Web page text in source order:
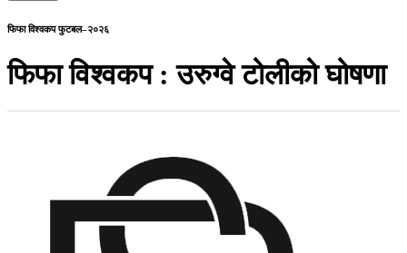
फिफा विश्वकप फुटबल–२०२६
फिफा विश्वकप : उरुग्वे टोलीको घोषणा